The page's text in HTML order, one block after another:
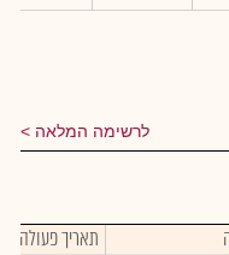
לרשימה המלאה
תאריך פעולה